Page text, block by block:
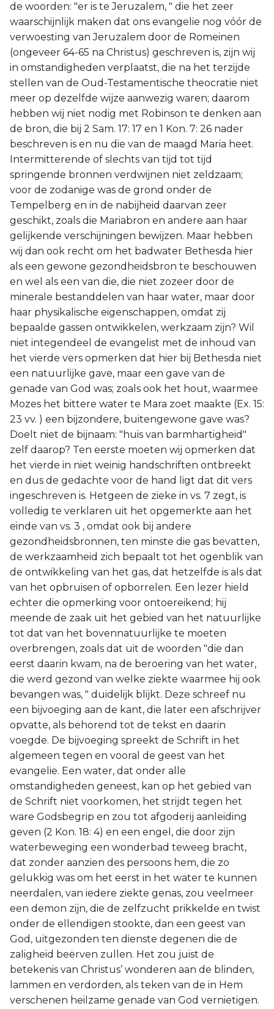
de woorden: "er is te Jeruzalem, " die het zeer
waarschijnlijk maken dat ons evangelie nog vóór de
verwoesting van Jeruzalem door de Romeinen
(ongeveer 64-65 na Christus) geschreven is, zijn wij
in omstandigheden verplaatst, die na het terzijde
stellen van de Oud-Testamentische theocratie niet
meer op dezelfde wijze aanwezig waren; daarom
hebben wij niet nodig met Robinson te denken aan
de bron, die bij 2 Sam. 17: 17 en 1 Kon. 7: 26 nader
beschreven is en nu die van de maagd Maria heet.
Intermitterende of slechts van tijd tot tijd
springende bronnen verdwijnen niet zeldzaam;
voor de zodanige was de grond onder de
Tempelberg en in de nabijheid daarvan zeer
geschikt, zoals die Mariabron en andere aan haar
gelijkende verschijningen bewijzen. Maar hebben
wij dan ook recht om het badwater Bethesda hier
als een gewone gezondheidsbron te beschouwen
en wel als een van die, die niet zozeer door de
minerale bestanddelen van haar water, maar door
haar physikalische eigenschappen, omdat zij
bepaalde gassen ontwikkelen, werkzaam zijn? Wil
niet integendeel de evangelist met de inhoud van
het vierde vers opmerken dat hier bij Bethesda niet
een natuurlijke gave, maar een gave van de
genade van God was; zoals ook het hout, waarmee
Mozes het bittere water te Mara zoet maakte (Ex. 15:
23 vv. ) een bijzondere, buitengewone gave was?
Doelt niet de bijnaam: "huis van barmhartigheid"
zelf daarop? Ten eerste moeten wij opmerken dat
het vierde in niet weinig handschriften ontbreekt
en dus de gedachte voor de hand ligt dat dit vers
ingeschreven is. Hetgeen de zieke in vs. 7 zegt, is
volledig te verklaren uit het opgemerkte aan het
einde van vs. 3 , omdat ook bij andere
gezondheidsbronnen, ten minste die gas bevatten,
de werkzaamheid zich bepaalt tot het ogenblik van
de ontwikkeling van het gas, dat hetzelfde is als dat
van het opbruisen of opborrelen. Een lezer hield
echter die opmerking voor ontoereikend; hij
meende de zaak uit het gebied van het natuurlijke
tot dat van het bovennatuurlijke te moeten
overbrengen, zoals dat uit de woorden "die dan
eerst daarin kwam, na de beroering van het water,
die werd gezond van welke ziekte waarmee hij ook
bevangen was, " duidelijk blijkt. Deze schreef nu
een bijvoeging aan de kant, die later een afschrijver
opvatte, als behorend tot de tekst en daarin
voegde. De bijvoeging spreekt de Schrift in het
algemeen tegen en vooral de geest van het
evangelie. Een water, dat onder alle
omstandigheden geneest, kan op het gebied van
de Schrift niet voorkomen, het strijdt tegen het
ware Godsbegrip en zou tot afgoderij aanleiding
geven (2 Kon. 18: 4) en een engel, die door zijn
waterbeweging een wonderbad teweeg bracht,
dat zonder aanzien des persoons hem, die zo
gelukkig was om het eerst in het water te kunnen
neerdalen, van iedere ziekte genas, zou veelmeer
een demon zijn, die de zelfzucht prikkelde en twist
onder de ellendigen stookte, dan een geest van
God, uitgezonden ten dienste degenen die de
zaligheid beërven zullen. Het zou juist de
betekenis van Christus’ wonderen aan de blinden,
lammen en verdorden, als teken van de in Hem
verschenen heilzame genade van God vernietigen.